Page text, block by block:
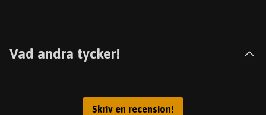
Vad andra tycker!
Skriv en recension!